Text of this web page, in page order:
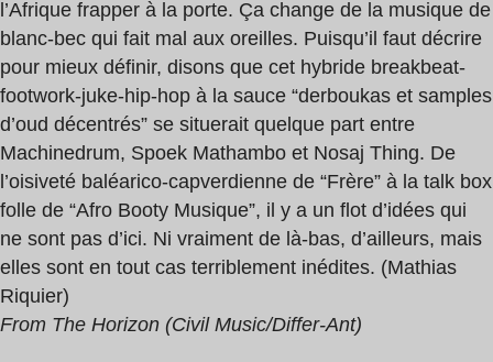
l’Afrique frapper à la porte. Ça change de la musique de
blanc-bec qui fait mal aux oreilles. Puisqu’il faut décrire
pour mieux définir, disons que cet hybride breakbeat-
footwork-juke-hip-hop à la sauce “derboukas et samples
d’oud décentrés” se situerait quelque part entre
Machinedrum, Spoek Mathambo et Nosaj Thing. De
l’oisiveté baléarico-capverdienne de “Frère” à la talk box
folle de “Afro Booty Musique”, il y a un flot d’idées qui
ne sont pas d’ici. Ni vraiment de là-bas, d’ailleurs, mais
elles sont en tout cas terriblement inédites. (Mathias
Riquier)
From The Horizon (Civil Music/Differ-Ant)